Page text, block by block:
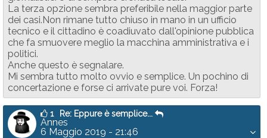
La terza opzione sembra preferibile nella maggior parte
dei casi.Non rimane tutto chiuso in mano in un ufficio
tecnico e il cittadino è coadiuvato dall'opinione pubblica
che fa smuovere meglio la macchina amministrativa e i
politici.
Anche questo è segnalare.
Mi sembra tutto molto ovvio e semplice. Un pochino di
concertazione e forse ci arrivate pure voi. Forza!
1 Re: Eppure è semplice...
Annes
6 Maggio 2019 - 21:46